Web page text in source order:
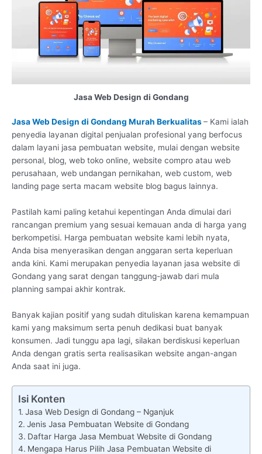
Jasa Web Design di Gondang
Jasa Web Design di Gondang Murah Berkualitas– Kami ialah
penyedia layanan digital penjualan profesional yang berfocus
dalam layani jasa pembuatan website, mulai dengan website
personal, blog, web toko online, website compro atau web
perusahaan, web undangan pernikahan, web custom, web
landing page serta macam website blog bagus lainnya.
Pastilah kami paling ketahui kepentingan Anda dimulai dari
rancangan premium yang sesuai kemauan anda di harga yang
berkompetisi. Harga pembuatan website kami lebih nyata,
Anda bisa menyerasikan dengan anggaran serta keperluan
anda kini. Kami merupakan penyedia layanan jasa website di
Gondang yang sarat dengan tanggung-jawab dari mula
planning sampai akhir kontrak.
Banyak kajian positif yang sudah dituliskan karena kemampuan
kami yang maksimum serta penuh dedikasi buat banyak
konsumen. Jadi tunggu apa lagi, silakan berdiskusi keperluan
Anda dengan gratis serta realisasikan website angan-angan
Anda saat ini juga.
Isi Konten
Jasa Web Design di Gondang – Nganjuk
Jenis Jasa Pembuatan Website di Gondang
Daftar Harga Jasa Membuat Website di Gondang
Mengapa Harus Pilih Jasa Pembuatan Website di